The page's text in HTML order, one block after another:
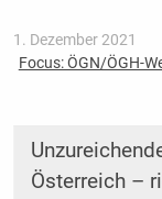
1. Dezember 2021
Focus: ÖGN/ÖGH-
Österreich –